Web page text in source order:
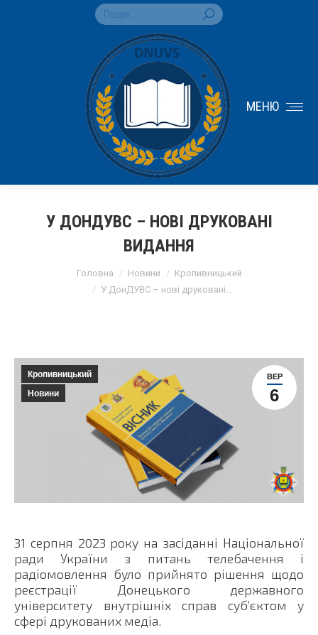
Search:
МЕНЮ
У ДОНДУВС – НОВІ ДРУКОВАНІ
ВИДАННЯ
Головна Новини
Кропивницький
У ДонДУВС – нові друковані…
ВЕР
6
Кропивницький
Новини
31 серпня 2023 року на засіданні Національної
ради України з питань телебачення і
радіомовлення було прийнято рішення щодо
реєстрації Донецького державного
університету внутрішніх справ суб’єктом у
сфері друкованих медіа.